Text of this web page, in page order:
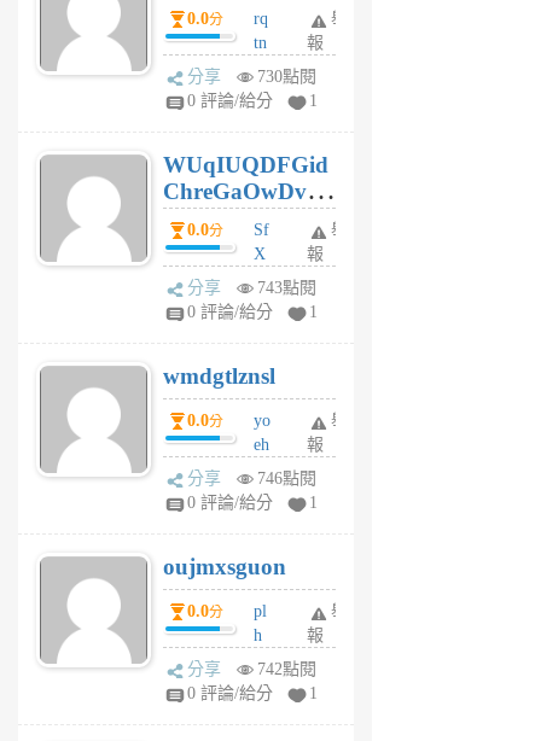
0.0分
rq
tn
jt
gl
個
月
前
舉
報
分享
730點閱
0 評論/給分
1
WUqIUQDFGid
ChreGaOwDv
dY0.0分
Sf
X
Pe
Jc
R
P
m
v
A
V
個
月
前
舉
報
分享
743點閱
0 評論/給分
1
wmdgtlznsl
0.0分
yo
eh
ld
gy
個
月
前
舉
報
分享
746點閱
0 評論/給分
1
oujmxsguon
0.0分
pl
h
wi
w
舉
報
分享
742點閱
0 評論/給分
1